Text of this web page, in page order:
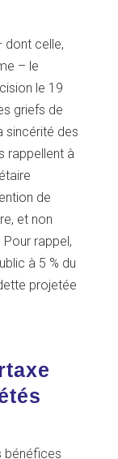
dont celle,
– le
le 19
griefs de
sincérité des
rappellent à
de
et non
rappel,
à 5 % du
projetée
bénéfices